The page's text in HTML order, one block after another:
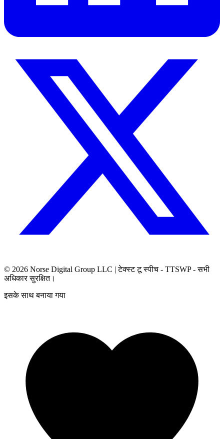
© 2026 Norse Digital Group LLC | टेक्स्ट टू स्पीच - TTSWP - सभी
अधिकार सुरक्षित।
इसके साथ बनाया गया